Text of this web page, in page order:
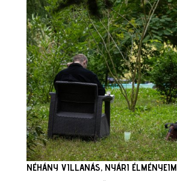
NÉHÁNY VILLANÁS, NYÁRI ÉLMÉNYEIM